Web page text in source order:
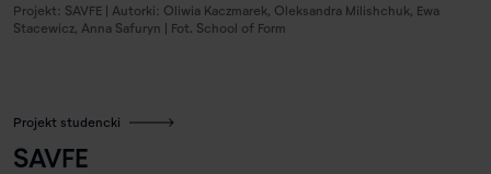
Projekt: SAVFE | Autorki: Oliwia Kaczmarek, Oleksandra Milishchuk, Ewa
Stacewicz, Anna Safuryn | Fot. School of Form
Projekt studencki
SAVFE